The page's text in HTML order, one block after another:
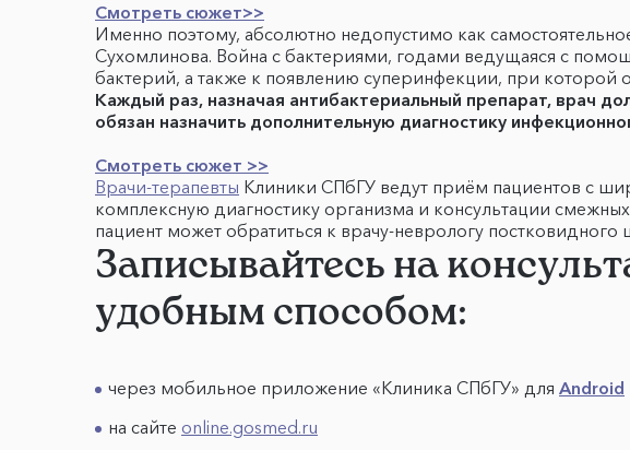
Смотреть сюжет>>
Именно поэтому, абсолютно недопустимо как
Сухомлинова. Война с бактериями, годами ведущаяся с
бактерий, а также к появлению суперинфекции, при которой
Каждый раз, назначая антибактериальный препарат, врач
обязан назначить дополнительную диагностику
Смотреть сюжет >>
Врачи-терапевты Клиники СПбГУ ведут приём пациентов с
комплексную диагностику организма и консультации
пациент может обратиться к врачу-неврологу
Записывайтесь на
удобным способом:
через мобильное приложение «Клиника СПбГУ» для Android
на сайте online.gosmed.ru